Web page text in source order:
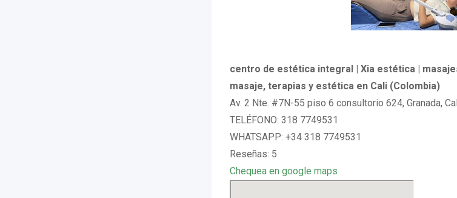
centro de estética integral | Xia estética |
masaje, terapias y estética en Cali (Colombia)
Av. 2 Nte. #7N-55 piso 6 consultorio 624, Granada,
TELÉFONO: 318 7749531
WHATSAPP: +34 318 7749531
Reseñas: 5
Chequea en google maps